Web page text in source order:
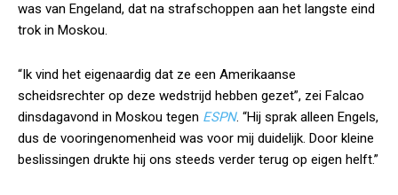
was van Engeland, dat na strafschoppen aan het langste eind
trok in Moskou.
“Ik vind het eigenaardig dat ze een Amerikaanse
scheidsrechter op deze wedstrijd hebben gezet”, zei Falcao
dinsdagavond in Moskou tegen ESPN. “Hij sprak alleen Engels,
dus de vooringenomenheid was voor mij duidelijk. Door kleine
beslissingen drukte hij ons steeds verder terug op eigen helft.”